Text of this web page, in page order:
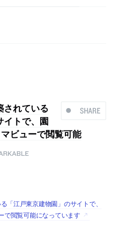
SHARE
されている
イトで、園
ビューで閲覧可能
「江戸東京建物園」のサイトで、
で閲覧可能になっています